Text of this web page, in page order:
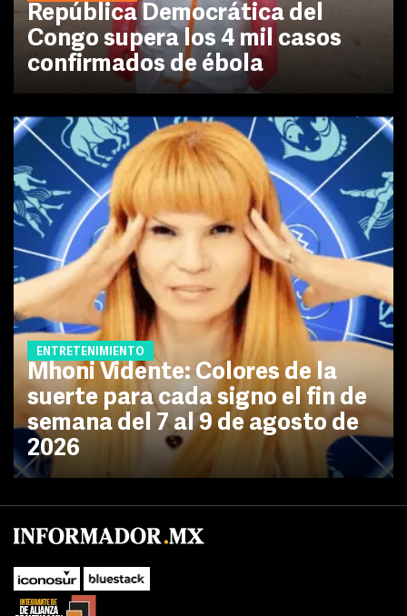
República Democrática del
Congo supera los 4 mil casos
confirmados de ébola
ENTRETENIMIENTO
Mhoni Vidente: Colores de la
suerte para cada signo el fin de
semana del 7 al 9 de agosto de
2026